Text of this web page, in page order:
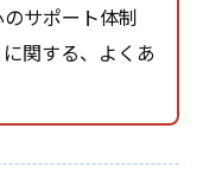
サポート体制
関する、よくあ